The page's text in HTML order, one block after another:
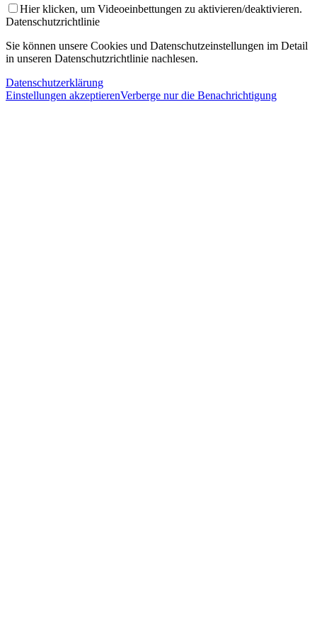
Hier klicken, um Videoeinbettungen zu aktivieren/deaktivieren.
Datenschutzrichtlinie
Sie können unsere Cookies und Datenschutzeinstellungen im Detail
in unseren Datenschutzrichtlinie nachlesen.
Datenschutzerklärung
Einstellungen akzeptierenVerberge nur die Benachrichtigung